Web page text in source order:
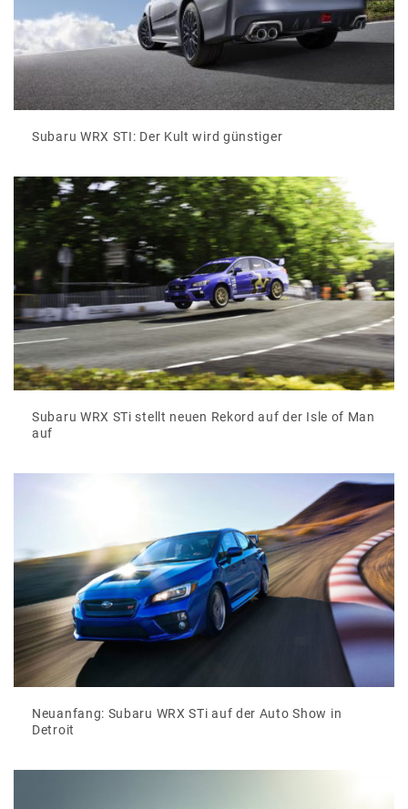
Subaru WRX STI: Der Kult wird günstiger
Subaru WRX STi stellt neuen Rekord auf der Isle of Man
auf
Neuanfang: Subaru WRX STi auf der Auto Show in
Detroit